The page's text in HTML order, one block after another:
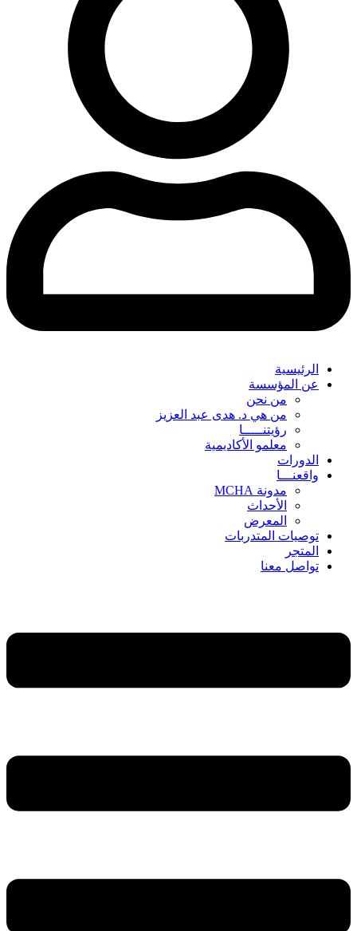
الرئيسية
عن المؤسسة
من نحن
من هي د. هدى عبد العزيز
رؤيتنـــــا
معلمو الأكاديمية
الدورات
واقعنـــا
مدونة MCHA
الأحداث
المعرض
توصيات المتدربات
المتجر
تواصل معنا